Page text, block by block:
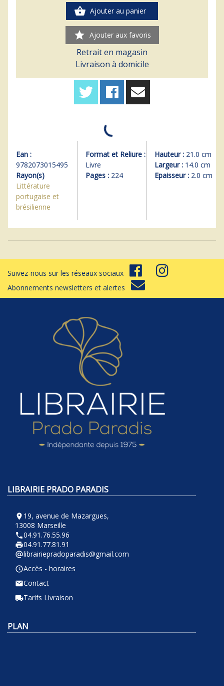
shopping_basket Ajouter au panier
star Ajouter aux favoris
Retrait en magasin
Livraison à domicile
Ean :
9782073015495
Rayon(s)
Littérature
portugaise et
brésilienne
Format et Reliure :
Livre
Pages :224
Hauteur : 21.0 cm
Largeur : 14.0 cm
Epaisseur : 2.0 cm
Suivez-nous sur les réseaux sociaux
Abonnements newsletters et alertes
LIBRAIRIE PRADO PARADIS
room 19, avenue de Mazargues,
13008 Marseille
phone04.91.76.55.96
local_printshop04.91.77.81.91
alternate_emaillibrairiepradoparadis@gmail.com
query_builderAccès - horaires
emailContact
local_shippingTarifs Livraison
PLAN